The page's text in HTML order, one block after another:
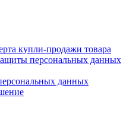
купли-продажи товара
персональных данных
данных